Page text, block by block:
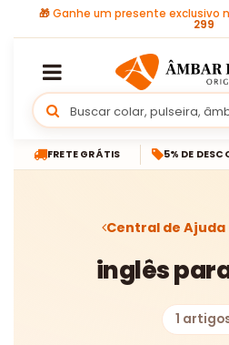
🎁Ganhe um presente exclusivo
299
FRETE GRÁTIS 5% DE
Central de Ajuda
inglês
1